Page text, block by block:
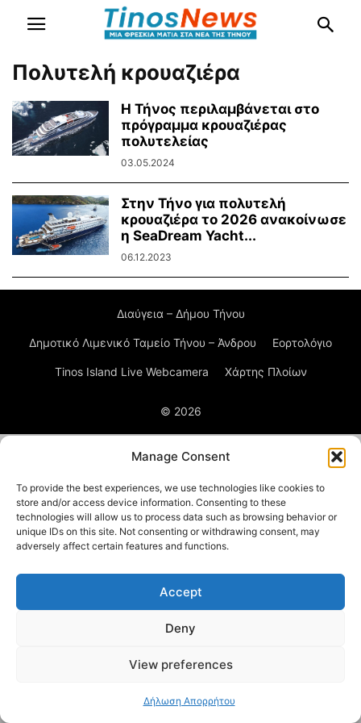
Manage Consent
To provide the best experiences, we use technologies like cookies to
store and/or access device information. Consenting to these
technologies will allow us to process data such as browsing behavior or
unique IDs on this site. Not consenting or withdrawing consent, may
adversely affect certain features and functions.
Accept
Deny
View preferences
Δήλωση Απορρήτου
Πολυτελή κρουαζιέρα
Η Τήνος περιλαμβάνεται στο
πρόγραμμα κρουαζιέρας
πολυτελείας
03.05.2024
Στην Τήνο για πολυτελή
κρουαζιέρα το 2026 ανακοίνωσε
η SeaDream Yacht...
06.12.2023
Διαύγεια – Δήμου Τήνου
Δημοτικό Λιμενικό Ταμείο Τήνου – Άνδρου Εορτολόγιο
Tinos Island Live Webcamera Χάρτης Πλοίων
© 2026